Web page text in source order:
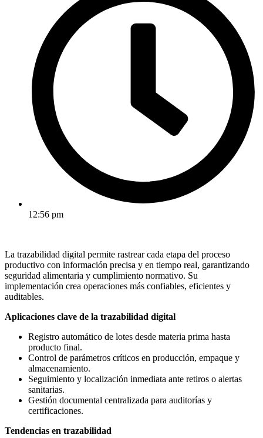
12:56 pm
La trazabilidad digital permite rastrear cada etapa del proceso
productivo con información precisa y en tiempo real, garantizando
seguridad alimentaria y cumplimiento normativo. Su
implementación crea operaciones más confiables, eficientes y
auditables.
Aplicaciones clave de la trazabilidad digital
Registro automático de lotes desde materia prima hasta
producto final.
Control de parámetros críticos en producción, empaque y
almacenamiento.
Seguimiento y localización inmediata ante retiros o alertas
sanitarias.
Gestión documental centralizada para auditorías y
certificaciones.
Tendencias en trazabilidad